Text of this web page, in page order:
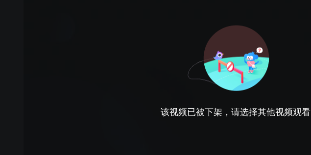
该视频已被下架，请选择其他视频观看